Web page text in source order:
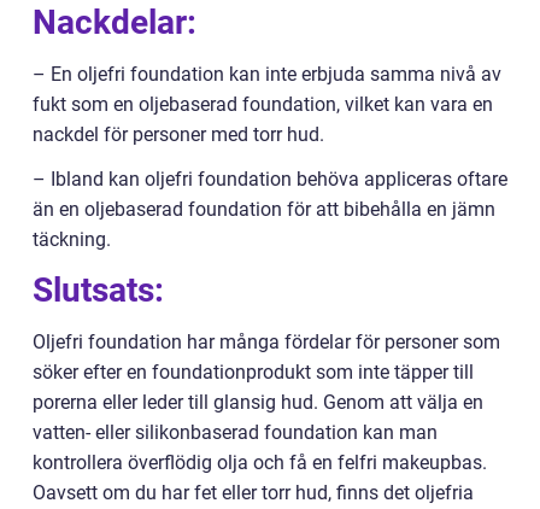
Nackdelar:
– En oljefri foundation kan inte erbjuda samma nivå av
fukt som en oljebaserad foundation, vilket kan vara en
nackdel för personer med torr hud.
– Ibland kan oljefri foundation behöva appliceras oftare
än en oljebaserad foundation för att bibehålla en jämn
täckning.
Slutsats:
Oljefri foundation har många fördelar för personer som
söker efter en foundationprodukt som inte täpper till
porerna eller leder till glansig hud. Genom att välja en
vatten- eller silikonbaserad foundation kan man
kontrollera överflödig olja och få en felfri makeupbas.
Oavsett om du har fet eller torr hud, finns det oljefria